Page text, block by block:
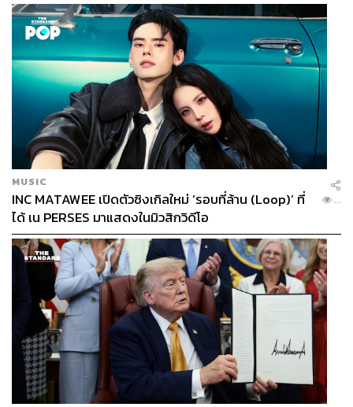
MUSIC
INC MATAWEE เปิดตัวซิงเกิลใหม่ ‘รอบที่ล้าน (Loop)’ ที่
ได้ เน PERSES มาแสดงในมิวสิกวิดีโอ
...